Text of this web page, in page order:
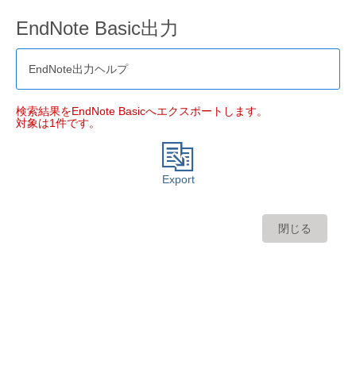
EndNote Basic出力
EndNote出力ヘルプ
検索結果をEndNote Basicへエクスポートします。
対象は1件です。
Export